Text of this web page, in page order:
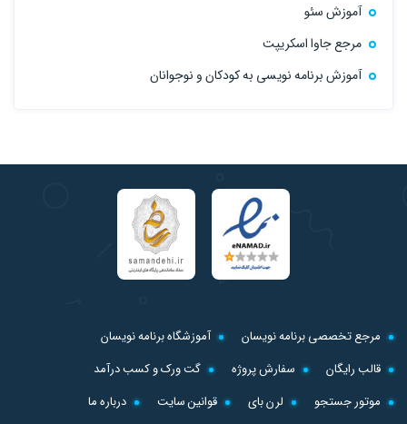
آموزش سئو
مرجع جاوا اسکریپت
آموزش برنامه نویسی به کودکان و نوجوانان
مرجع تخصصی برنامه نویسان
آموزشگاه برنامه نویسان
قالب رایگان
سفارش پروژه
گت ورک و کسب درآمد
موتور جستجو
لرن بای قوانین سایت درباره ما